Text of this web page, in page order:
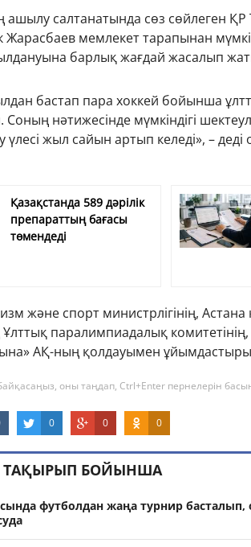
салтанатында сөз сөйлеген
Жарасбаев мемлекет тарапынан
барлық жағдай жасалып
бастап пара хоккей бойынша
нәтижесінде мүмкіндігі
үлесі жыл сайын артып келеді», – деді
Қазақстанда 589 дәрілік
препараттың бағасы
төмендеді
және спорт министрлігінің, Астана
паралимпиадалық
АҚ-ның қолдауымен
оны таңдап, Ctrl+Enter пернелерін
0 0 0
ТАҚЫРЫП БОЙЫНША
футболдан жаңа турнир